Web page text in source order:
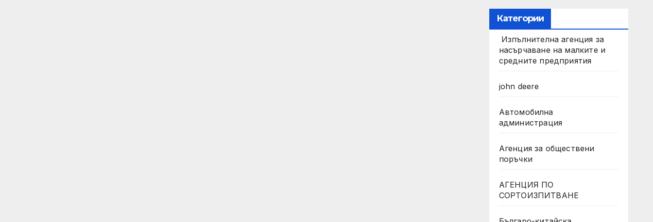
Категории
Изпълнителна агенция за
насърчаване на малките и
средните предприятия
john deere
Автомобилна
администрация
Агенция за обществени
поръчки
АГЕНЦИЯ ПО
СОРТОИЗПИТВАНЕ